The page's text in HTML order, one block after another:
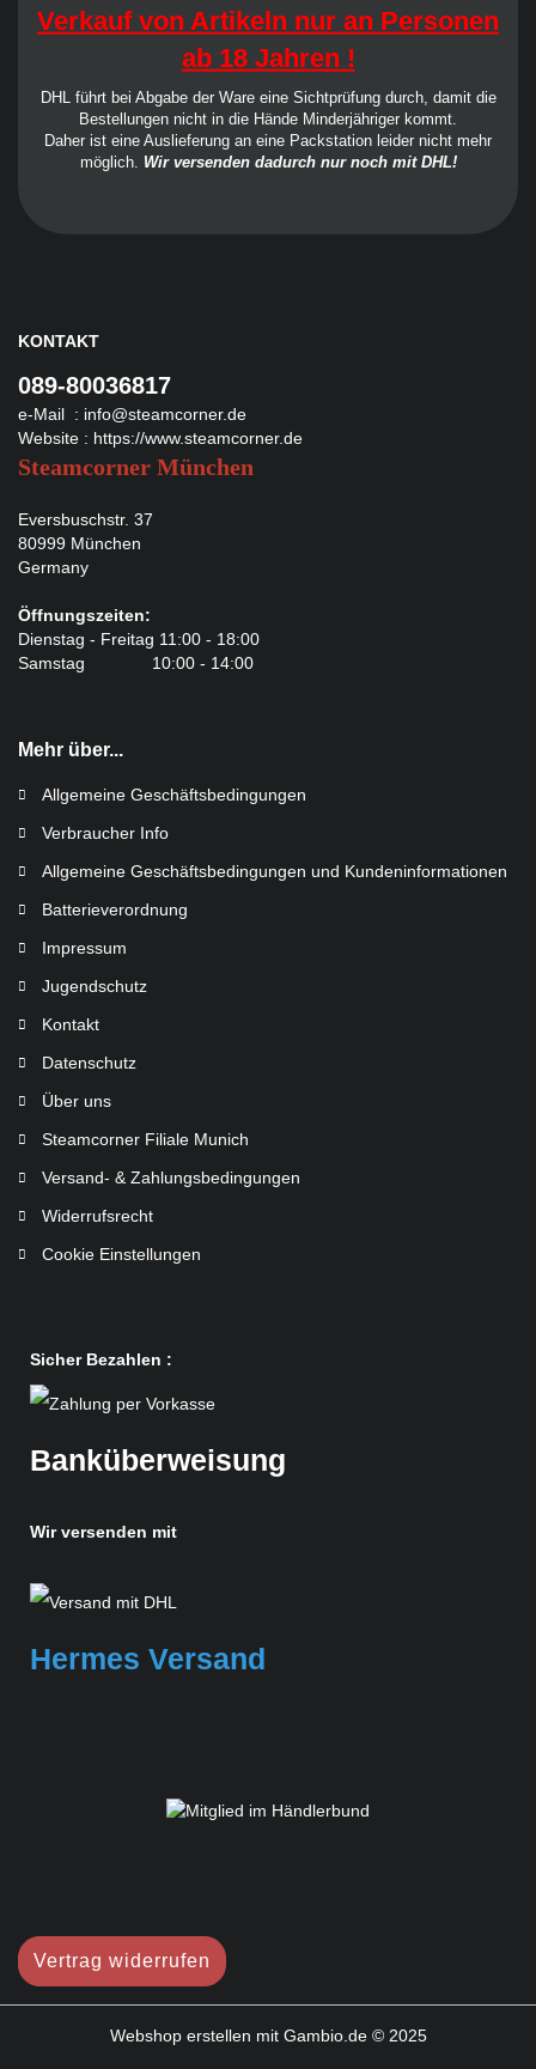
Verkauf von Artikeln nur an Personen
ab 18 Jahren !
DHL führt bei Abgabe der Ware eine Sichtprüfung durch, damit die
Bestellungen nicht in die Hände Minderjähriger kommt.
Daher ist eine Auslieferung an eine Packstation leider nicht mehr
möglich. Wir versenden dadurch nur noch mit DHL!
KONTAKT
089-80036817
e-Mail : info@steamcorner.de
Website : https://www.steamcorner.de
Steamcorner München
Eversbuschstr. 37
80999 München
Germany
Öffnungszeiten:
Dienstag - Freitag 11:00 - 18:00
Samstag 10:00 - 14:00
Mehr über...
Allgemeine Geschäftsbedingungen
Verbraucher Info
Allgemeine Geschäftsbedingungen und Kundeninformationen
Batterieverordnung
Impressum
Jugendschutz
Kontakt
Datenschutz
Über uns
Steamcorner Filiale Munich
Versand- & Zahlungsbedingungen
Widerrufsrecht
Cookie Einstellungen
Sicher Bezahlen :
Banküberweisung
Wir versenden mit
Hermes Versand
Vertrag widerrufen
Webshop erstellen mit Gambio.de © 2025